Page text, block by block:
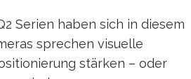
Serien haben sich in diesem
sprechen visuelle
stärken – oder